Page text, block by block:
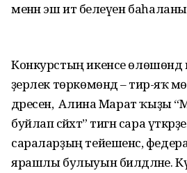
менән эш итә белеүен
Конкурстың икенсе өлөшөндә
әҙерлек төркөмөндә – тирә-яҡ
дәресен, ә Алина Марат ҡыҙы
буйлап сәйәхәт” тигән сара
сараларҙың тейешенсә,
ярашлы булыуын билдәләне.